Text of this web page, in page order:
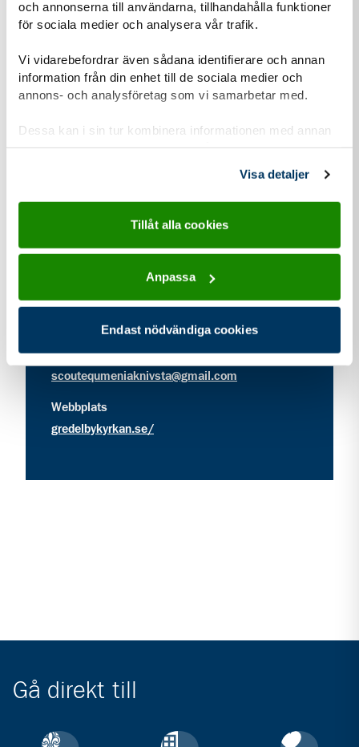
och annonserna till användarna, tillhandahålla funktioner
för sociala medier och analysera vår trafik.
Vi vidarebefordrar även sådana identifierare och annan
information från din enhet till de sociala medier och
annons- och analysföretag som vi samarbetar med.
Dessa kan i sin tur kombinera informationen med annan
information som du har tillhandahållit eller som de har
Visa detaljer
Tillåt alla cookies
Anpassa
Endast nödvändiga cookies
personuppgifter och om dataskyddsförordningen
Läs mer om vår personuppgiftshantering
adress för Equmenia Knivsta
Tomtebovägen 12
Knivsta
Kontaktkontakt information för Equmenia Knivsta
scoutequmeniaknivsta@gmail.com
Webbplats
gredelbykyrkan.se/
Gå direkt till